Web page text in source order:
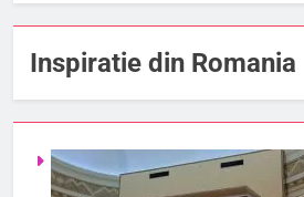
Inspiratie din Romania